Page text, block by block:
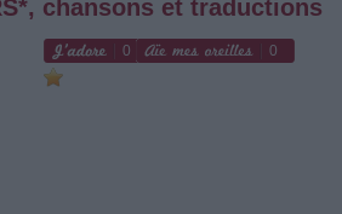
chansons et traductions
0 0